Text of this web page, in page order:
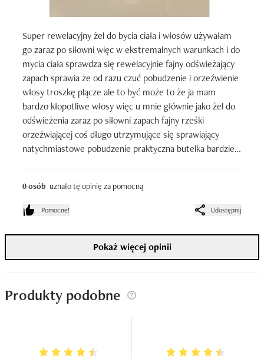
Super rewelacyjny żel do bycia ciała i włosów używałam
go zaraz po siłowni więc w ekstremalnych warunkach i do
mycia ciała sprawdza się rewelacyjnie fajny odświeżający
zapach sprawia że od razu czuć pobudzenie i orzeźwienie
włosy troszkę plącze ale to być może to że ja mam
bardzo kłopotliwe włosy więc u mnie głównie jako żel do
odświeżenia zaraz po siłowni zapach fajny rześki
orzeźwiającej coś długo utrzymujące się sprawiający
natychmiastowe pobudzenie praktyczna butelka bardziej
0 osób uznało tę opinię za pomocną
Pomocne! Udostępnij
Pokaż więcej opinii
Produkty podobne